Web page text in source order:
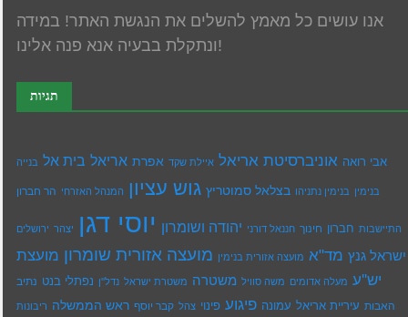
אנו עושים כל מאמץ להשלים את הנגשת האתר! במידה
ונתקלת בבעיה אנא פנה אלינו!
תגיות
אבי רואה אוניברסיטת אריאל איילת שקד אפרת אריאל בית אל בנייה
בנימין בנימין נתניהו בצלאל סמוטריץ גוש עציון המנהל האזרחי הר חברון
התיישבות חברון חינוך חננאל דורני יהודה ושומרון יוסי דגן יצהר ירושלים
ישראל גנץ מד"א מועצה אזורית בנימין מועצה אזורית שומרון מועצת
יש''ע מעלה אדומים משה סוויל משטרה משטרת ישראל נדל''ן נפתלי בנט נתיב
האבות עיריית אריאל עמונה פיגוע פינוי צהל קבר יוסף ראש הממשלה ריבונות